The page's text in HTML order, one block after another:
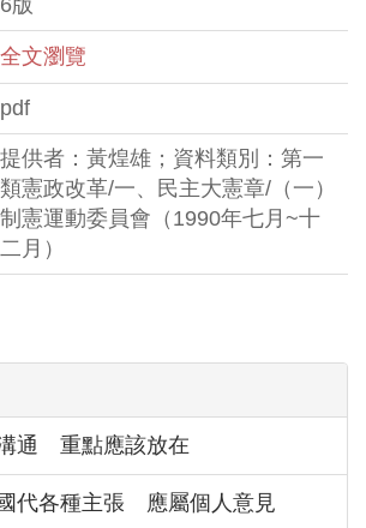
6版
全文瀏覽
pdf
提供者：黃煌雄；資料類別：第一
類憲政改革/一、民主大憲章/（一）
制憲運動委員會（1990年七月~十
二月）
通 重點應該放在
代各種主張 應屬個人意見